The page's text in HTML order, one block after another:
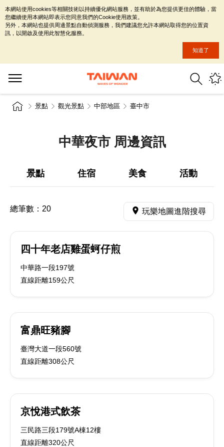
景點 觀光景點 中部地區 臺中市
中華夜市 周邊資訊
景點 住宿 美食 活動
總筆數： 20 玩樂地圖進階搜尋
四十年老店雞蛋蚵仔煎
中華路一段197號
直線距離159公尺
富鼎旺豬腳
臺灣大道一段560號
直線距離308公尺
京悅港式飲茶
三民路三段179號A棟12樓
直線距離320公尺
本網站使用cookies等相關技術以持續優化網站服務，並有助於為您提供更佳的體驗，當
您繼續使用本網站即表示您同意我們的Cookie使用政策。
另外，本網站也提供周邊景點自動偵測服務，我們建議您允許本網站取得您的位置資
訊，以開啟及使用此智慧化服務。
知道了